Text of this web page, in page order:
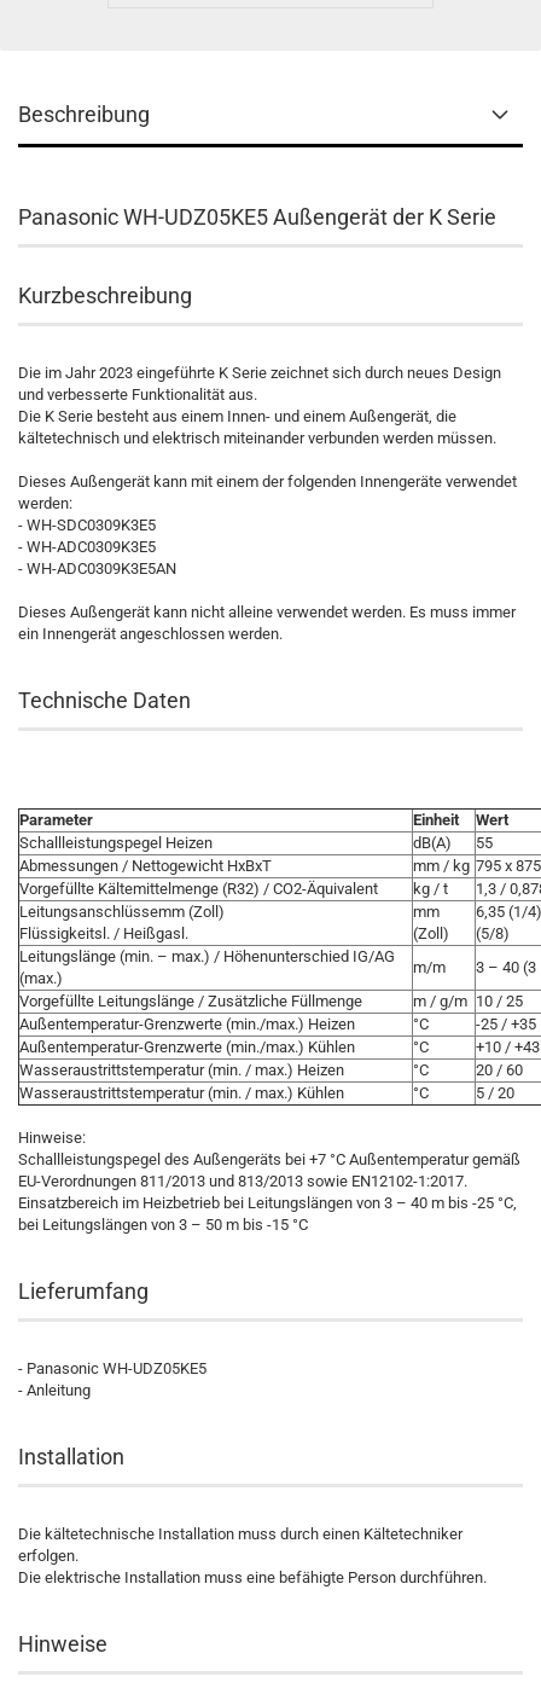
Beschreibung
Panasonic WH-UDZ05KE5 Außengerät der K Serie
Kurzbeschreibung
Die im Jahr 2023 eingeführte K Serie zeichnet sich durch neues Design
und verbesserte Funktionalität aus.
Die K Serie besteht aus einem Innen- und einem Außengerät, die
kältetechnisch und elektrisch miteinander verbunden werden müssen.
Dieses Außengerät kann mit einem der folgenden Innengeräte verwendet
werden:
- WH-SDC0309K3E5
- WH-ADC0309K3E5
- WH-ADC0309K3E5AN
Dieses Außengerät kann nicht alleine verwendet werden. Es muss immer
ein Innengerät angeschlossen werden.
Technische Daten
Parameter Einheit
Wert
Schallleistungspegel Heizen
dB(A)
55
Abmessungen / Nettogewicht HxBxT
mm / kg 795 x
Vorgefüllte Kältemittelmenge (R32) / CO2-Äquivalent
kg / t
1,3 /
Leitungsanschlüssemm (Zoll)
Flüssigkeitsl. / Heißgasl.
mm
(Zoll)
6,35 (1/
(5/8)
Leitungslänge (min. – max.) / Höhenunterschied IG/AG
(max.)
m/m
3 – 40 (3
Vorgefüllte Leitungslänge / Zusätzliche Füllmenge
m / g/m 10 / 25
Außentemperatur-­Grenzwerte (min./max.) Heizen
°C
-25 / +35
Außentemperatur-­Grenzwerte (min./max.) Kühlen
°C
+10 / +43
Wasseraustrittstemperatur (min. / max.) Heizen
°C
20 / 60
Wasseraustrittstemperatur (min. / max.) Kühlen
°C 5 / 20
Hinweise:
Schallleistungspegel des Außengeräts bei +7 °C Außentemperatur gemäß
EU-Verordnungen 811/2013 und 813/2013 sowie EN12102-1:2017.
Einsatzbereich im Heizbetrieb bei Leitungslängen von 3 – 40 m bis -25 °C,
bei Leitungslängen von 3 – 50 m bis -15 °C
Lieferumfang
- Panasonic WH-UDZ05KE5
- Anleitung
Installation
Die kältetechnische Installation muss durch einen Kältetechniker
erfolgen.
Die elektrische Installation muss eine befähigte Person durchführen.
Hinweise